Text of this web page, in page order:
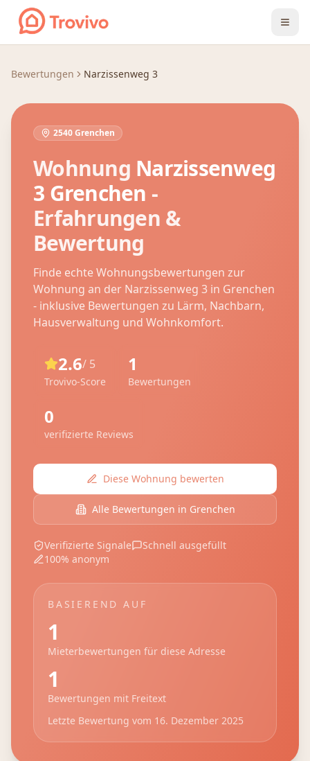
Zum Inhalt springen
Bewertungen Narzissenweg 3
2540 Grenchen
Wohnung Narzissenweg
3 Grenchen -
Erfahrungen &
Bewertung
Finde echte Wohnungsbewertungen zur
Wohnung an der Narzissenweg 3 in Grenchen
- inklusive Bewertungen zu Lärm, Nachbarn,
Hausverwaltung und Wohnkomfort.
2.6/ 5
Trovivo-Score
1
Bewertungen
0
verifizierte Reviews
Diese Wohnung bewerten
Alle Bewertungen in Grenchen
Verifizierte Signale
Schnell ausgefüllt
100% anonym
BASIEREND AUF
1
Mieterbewertungen für diese Adresse
1
Bewertungen mit Freitext
Letzte Bewertung vom 16. Dezember 2025